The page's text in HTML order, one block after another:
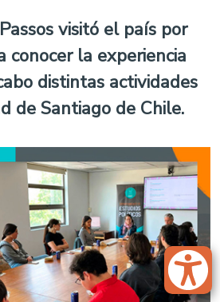
visitó el país por
conocer la experiencia
distintas actividades
de Santiago de Chile.